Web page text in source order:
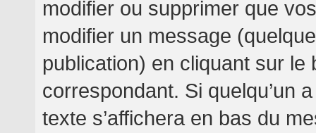
modifier ou supprimer que
modifier un message
publication) en cliquant sur le
correspondant. Si quelqu’un
texte s’affichera en bas du